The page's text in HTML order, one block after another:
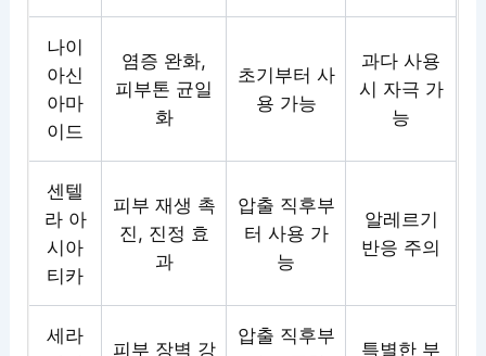
나이
아신
아마
이드
염증 완화,
피부톤 균일
화
초기부터 사
용 가능
과다 사용
시 자극 가
능
센텔
라 아
시아
티카
피부 재생 촉
진, 진정 효
과
압출 직후부
터 사용 가
능
알레르기
반응 주의
세라
피부 장벽 강
압출 직후부
특별한 부